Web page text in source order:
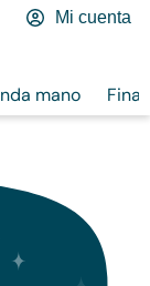
mano
Mi cuenta